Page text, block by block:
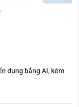
dụng bằng AI, kèm